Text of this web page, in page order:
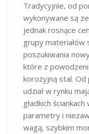
Tradycyjnie, od
wykonywane są
jednak rosnące
grupy materiałów
poszukiwania
które z
korozyjną stal. Od
udział w rynku
gładkich
parametry i
wagą, szybkim